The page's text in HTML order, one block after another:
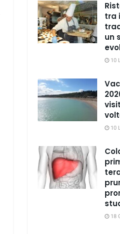
tra
un
10
10
18